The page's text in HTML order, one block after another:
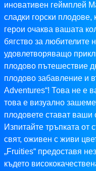
иновативен геймплей
сладки горски плодове,
герои очаква вашата
бягство за любителите
удовлетворяващо
плодово пътешествие
плодово забавление и
Adventures“! Това не е
това е визуално
плодовете стават ваши
Изпитайте тръпката от
свят, оживен с живи
„Fruities“ предоставя
където